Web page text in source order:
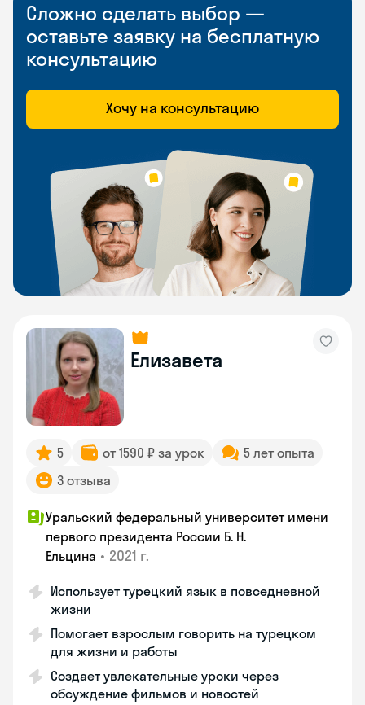
Сложно сделать выбор —
оставьте заявку на бесплатную
консультацию
Хочу на консультацию
Елизавета
5 от 1590 ₽ за урок
5 лет опыта
3 отзыва
Уральский федеральный университет имени
первого президента России Б. Н.
Ельцина • 2021 г.
Использует турецкий язык в повседневной
жизни
Помогает взрослым говорить на турецком
для жизни и работы
Создает увлекательные уроки через
обсуждение фильмов и новостей